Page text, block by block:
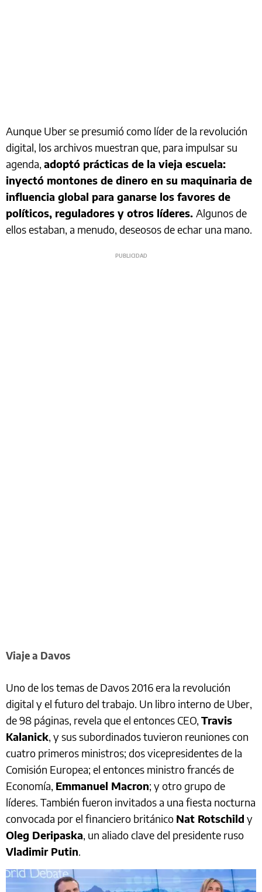
Aunque Uber se presumió como líder de la revolución
digital, los archivos muestran que, para impulsar su
agenda, adoptó prácticas de la vieja escuela:
inyectó montones de dinero en su maquinaria de
influencia global para ganarse los favores de
políticos, reguladores y otros líderes. Algunos de
ellos estaban, a menudo, deseosos de echar una mano.
Viaje a Davos
Uno de los temas de Davos 2016 era la revolución
digital y el futuro del trabajo. Un libro interno de Uber,
de 98 páginas, revela que el entonces CEO, Travis
Kalanick, y sus subordinados tuvieron reuniones con
cuatro primeros ministros; dos vicepresidentes de la
Comisión Europea; el entonces ministro francés de
Economía, Emmanuel Macron; y otro grupo de
líderes. También fueron invitados a una fiesta nocturna
convocada por el financiero británico Nat Rotschild y
Oleg Deripaska, un aliado clave del presidente ruso
Vladimir Putin.